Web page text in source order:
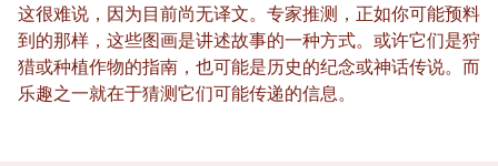
这很难说，因为目前尚无译文。专家推测，正如你可能预料
到的那样，这些图画是讲述故事的一种方式。或许它们是狩
猎或种植作物的指南，也可能是历史的纪念或神话传说。而
乐趣之一就在于猜测它们可能传递的信息。